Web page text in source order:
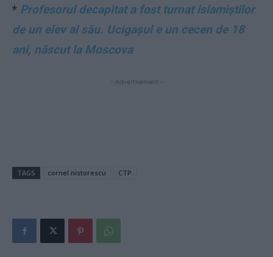
* Profesorul decapitat a fost turnat islamiștilor
de un elev al său. Ucigașul e un cecen de 18
ani, născut la Moscova
- Advertisement -
TAGS cornel nistorescu CTP